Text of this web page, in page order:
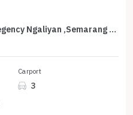
Rumah di Perum Bella Vista Regency Ngaliyan ,Semarang Vn 6686
Carport
3